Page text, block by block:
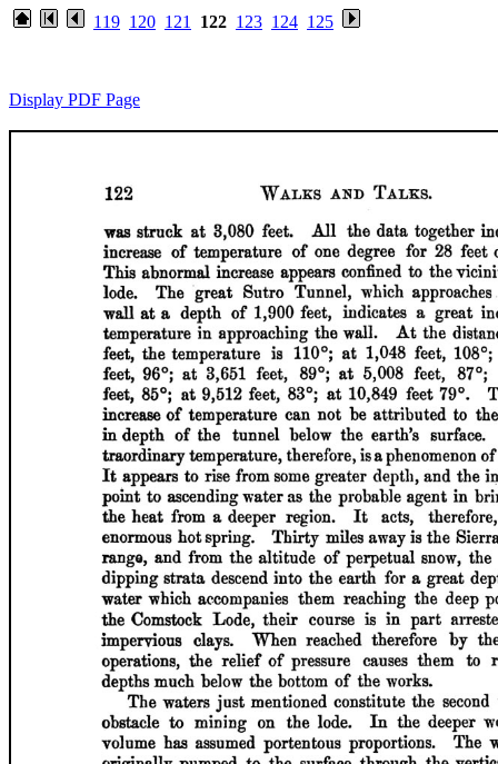
119 120 121 122 123 124 125
Display PDF Page